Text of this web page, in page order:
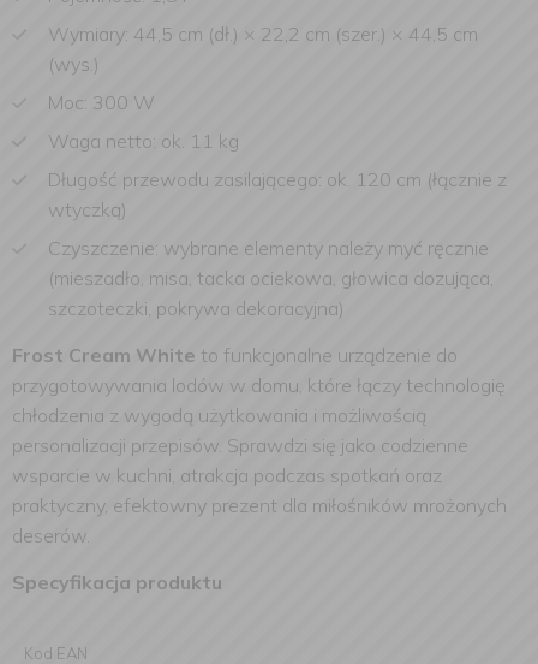
Wymiary: 44,5 cm (dł.) × 22,2 cm (szer.) × 44,5 cm
(wys.)
Moc: 300 W
Waga netto: ok. 11 kg
Długość przewodu zasilającego: ok. 120 cm (łącznie z
wtyczką)
Czyszczenie: wybrane elementy należy myć ręcznie
(mieszadło, misa, tacka ociekowa, głowica dozująca,
szczoteczki, pokrywa dekoracyjna)
Frost Cream White to funkcjonalne urządzenie do
przygotowywania lodów w domu, które łączy technologię
chłodzenia z wygodą użytkowania i możliwością
personalizacji przepisów. Sprawdzi się jako codzienne
wsparcie w kuchni, atrakcja podczas spotkań oraz
praktyczny, efektowny prezent dla miłośników mrożonych
deserów.
Specyfikacja produktu
Kod EAN